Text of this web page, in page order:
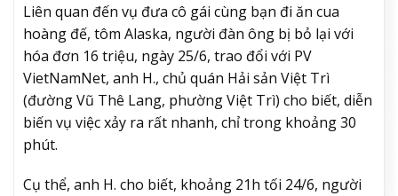
Liên quan đến vụ đưa cô gái cùng bạn đi ăn cua
hoàng đế, tôm Alaska, người đàn ông bị bỏ lại với
hóa đơn 16 triệu, ngày 25/6, trao đổi với PV
VietNamNet, anh H., chủ quán Hải sản Việt Trì
(đường Vũ Thê Lang, phường Việt Trì) cho biết, diễn
biến vụ việc xảy ra rất nhanh, chỉ trong khoảng 30
phút.
Cụ thể, anh H. cho biết, khoảng 21h tối 24/6, người